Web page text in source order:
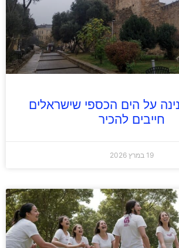
על הים הכספי שישראלים
חייבים להכיר
19 במרץ 2026